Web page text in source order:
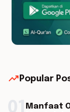
trending_up Popular
Manfaat